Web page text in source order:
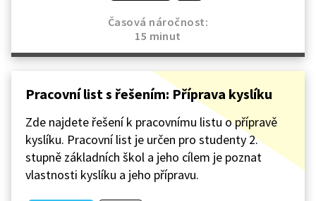
Časová náročnost:
15 minut
Pracovní list s řešením: Příprava kyslíku
Zde najdete řešení k pracovnímu listu o přípravě
kyslíku. Pracovní list je určen pro studenty 2.
stupně základních škol a jeho cílem je poznat
vlastnosti kyslíku a jeho přípravu.